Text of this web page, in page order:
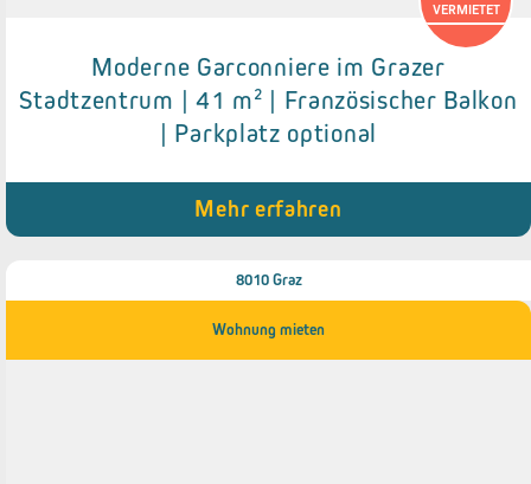
Details zum Objekt
● Neue Einbauküche
● Kellerabteil
● Französischer Balkon
● Parkplatz optional gegen Aufpreis
VERMIETET
Moderne Garconniere im Grazer
Stadtzentrum | 41 m² | Französischer Balkon
| Parkplatz optional
Mehr erfahren
8010 Graz
Wohnung mieten